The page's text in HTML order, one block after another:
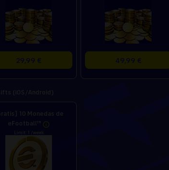
29,99 € 49,99 €
10 Monedas de
eFootball™
Limit: 1 /week